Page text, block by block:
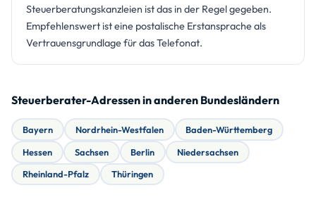
Steuerberatungskanzleien ist das in der Regel gegeben.
Empfehlenswert ist eine postalische Erstansprache als
Vertrauensgrundlage für das Telefonat.
Steuerberater-Adressen in anderen Bundesländern
Bayern Nordrhein-Westfalen
Baden-Württemberg
Hessen
Sachsen Berlin
Niedersachsen
Rheinland-Pfalz
Thüringen